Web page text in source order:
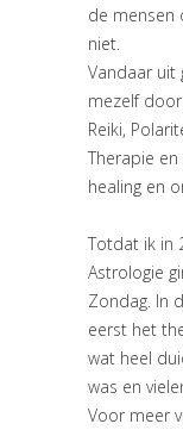
de mensen
niet.
Vandaar uit
mezelf
Reiki,
Therapie
healing en
Totdat ik in
Astrologie
Zondag. In
eerst het
wat heel
was en
Voor meer